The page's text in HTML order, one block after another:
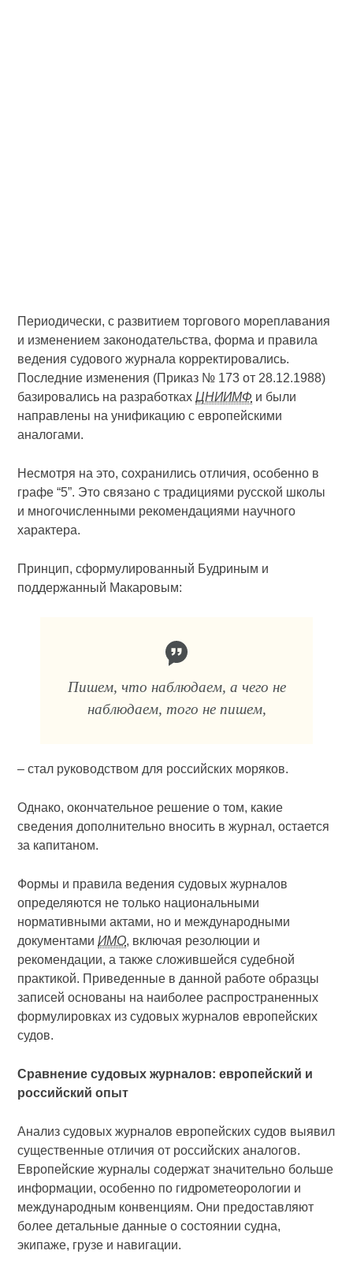
Периодически, с развитием торгового мореплавания
и изменением законодательства, форма и правила
ведения судового журнала корректировались.
Последние изменения (Приказ № 173 от 28.12.1988)
базировались на разработкахЦНИИМФ и были
направлены на унификацию с европейскими
аналогами.
Несмотря на это, сохранились отличия, особенно в
графе “5”. Это связано с традициями русской школы
и многочисленными рекомендациями научного
характера.
Принцип, сформулированный Будриным и
поддержанный Макаровым:
Пишем, что наблюдаем, а чего не
наблюдаем, того не пишем,
– стал руководством для российских моряков.
Однако, окончательное решение о том, какие
сведения дополнительно вносить в журнал, остается
за капитаном.
Формы и правила ведения судовых журналов
определяются не только национальными
нормативными актами, но и международными
документамиИМО, включая резолюции и
рекомендации, а также сложившейся судебной
практикой. Приведенные в данной работе образцы
записей основаны на наиболее распространенных
формулировках из судовых журналов европейских
судов.
Сравнение судовых журналов: европейский и
российский опыт
Анализ судовых журналов европейских судов выявил
существенные отличия от российских аналогов.
Европейские журналы содержат значительно больше
информации, особенно по гидрометеорологии и
международным конвенциям. Они предоставляют
более детальные данные о состоянии судна,
экипаже, грузе и навигации.